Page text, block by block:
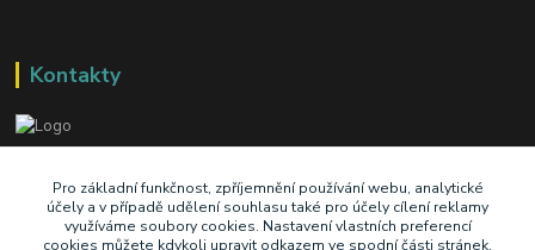
Kontakty
+420 603 345 409
prodej@ik-oil.cz
Pro základní funkčnost, zpříjemnění používání webu, analytické
účely a v případě udělení souhlasu také pro účely cílení reklamy
využíváme soubory cookies. Nastavení vlastních preferencí
cookies můžete kdykoli upravit odkazem ve spodní části stránek.